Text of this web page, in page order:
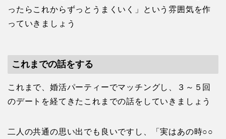
ったらこれからずっとうまくいく」という雰囲気を作
っていきましょう
これまでの話をする
これまで、婚活パーティーでマッチングし、３～５回
のデートを経てきたこれまでの話をしていきましょう
二人の共通の思い出でも良いですし、「実はあの時○○